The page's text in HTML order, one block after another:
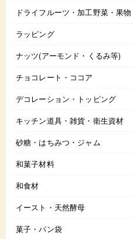
ドライフルーツ・加工野菜・果物
ラッピング
ナッツ(アーモンド・くるみ等)
チョコレート・ココア
デコレーション・トッピング
キッチン道具・雑貨・衛生資材
砂糖・はちみつ・ジャム
和菓子材料
和食材
イースト・天然酵母
菓子・パン袋